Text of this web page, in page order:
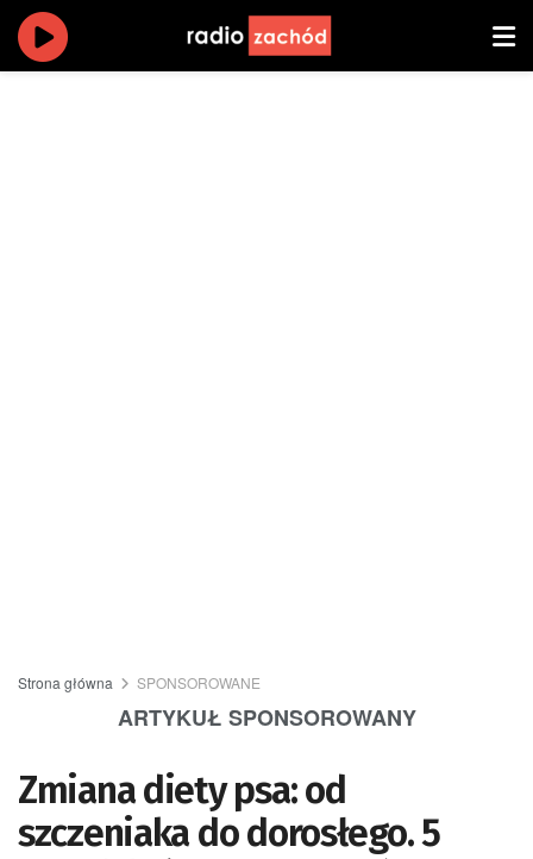
Strona główna SPONSOROWANE
ARTYKUŁ SPONSOROWANY
Zmiana diety psa: od
szczeniaka do dorosłego. 5